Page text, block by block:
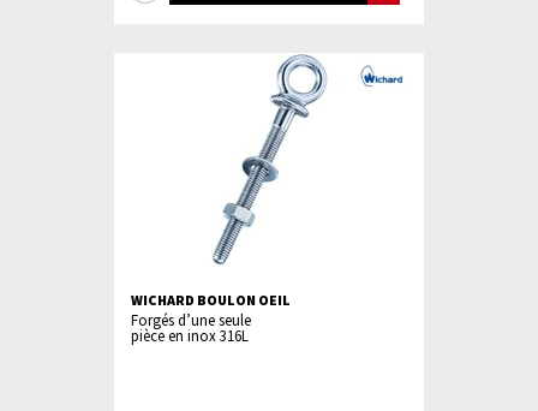
WICHARD BOULON OEIL
Forgés d’une seule
pièce en inox 316L